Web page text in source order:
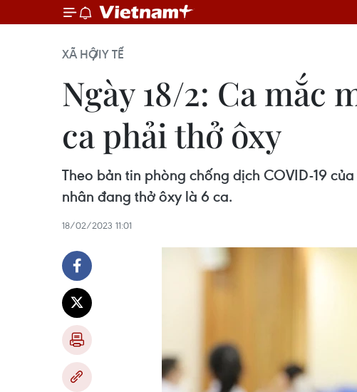
XÃ HỘIY TẾ
Ngày 18/2: Ca mắc
ca phải thở ôxy
Theo bản tin phòng chống dịch COVID-19
nhân đang thở ôxy là 6 ca.
18/02/2023 11:01